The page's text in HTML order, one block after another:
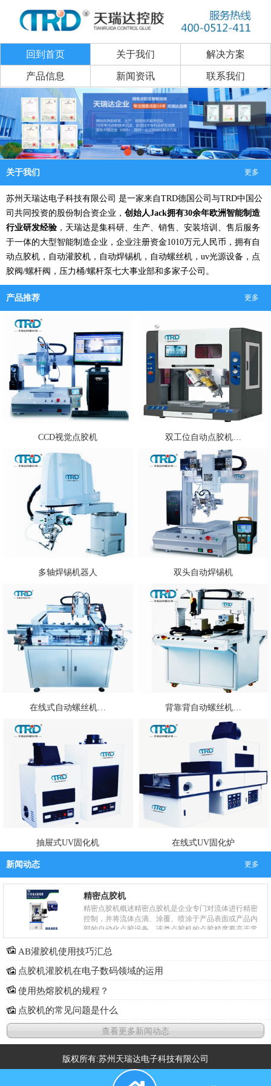
回到首页 关于我们 解决方案
产品信息 新闻资讯 联系我们
关于我们 更多
苏州天瑞达电子科技有限公司 是一家来自TRD德国公司与TRD中国公
司共同 投资的股份制合资企业， 创始人Jack拥有30余年欧洲智能制造
行业研发经验 ，天瑞达是集科研、生产、销售、安装培训、售后服务
于一体的大型智能制造企业，企业注册资金1010万元人民币，拥有自
动点胶机，自动灌胶机，自动焊锡机，自动螺丝机，uv光源设备，点
胶阀/螺杆阀，压力桶/螺杆泵七大事业部和多家子公司。
产品推荐 更多
CCD视觉点胶机 双工位自动点胶机…
多轴焊锡机器人 双头自动焊锡机
在线式自动螺丝机… 背靠背自动螺丝机…
抽屉式UV固化机 在线式UV固化炉
新闻动态 更多
精密点胶机
精密点胶机概述精密点胶机是企业专门对流体进行精密
控制，并将流体点滴、涂覆、喷涂于产品表面或产品内
部的自动化点胶设备，该类点胶机的点胶精度要高于常
规的点胶机器。精密点胶机主要被企业用于产品工艺
中....AB灌胶机使用技巧汇总
点胶机灌胶机在电子数码领域的运用
使用热熔胶机的规程？
点胶机的常见问题是什么
查看更多新闻动态
版权所有:苏州天瑞达电子科技有限公司